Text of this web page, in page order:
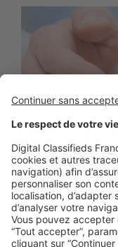
LA LÉGISLATION
Visale : la
réassurance